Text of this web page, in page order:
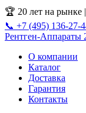
🏆 20 лет на рынке
📞 +7 (495) 136-27-
Рентген-Аппараты
О компании
Каталог
Доставка
Гарантия
Контакты